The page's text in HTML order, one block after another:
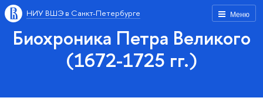
Меню
НИУ ВШЭ в Санкт-Петербурге
Биохроника Петра Великого
(1672-1725 гг.)